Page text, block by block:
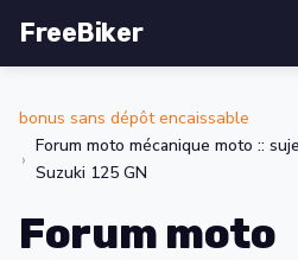
FreeBiker
bonus sans dépôt encaissable
Forum moto mécanique moto ::
Suzuki 125 GN
Forum moto